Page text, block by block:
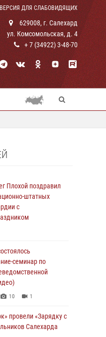
ВЕРСИЯ ДЛЯ СЛАБОВИДЯЩИХ
629008, г. Салехард
ул. Комсомольская, д. 4
+ 7 (34922) 3-48-70
Плохой поздравил
штатных
с
семинар по
10 1
провели «Зарядку с
Салехарда